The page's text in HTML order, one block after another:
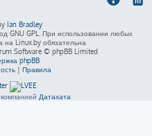
Ian Bradley
GNU GPL. При использовании любых
на Linux.by обязательна
Software © phpBB Limited
phpBB
| Правила
Датахата